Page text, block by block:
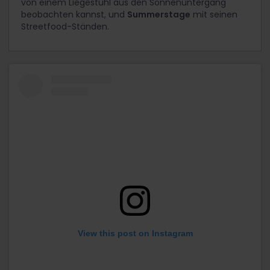
beobachten kannst, und Summerstage mit seinen
Streetfood-Ständen.
View this post on Instagram